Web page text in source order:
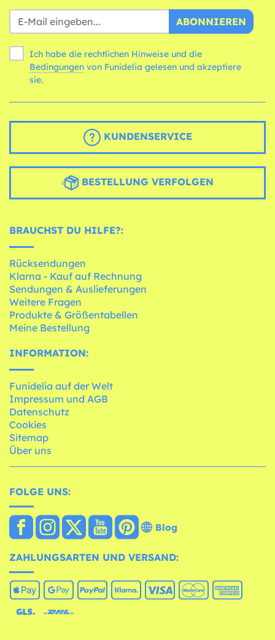
ABONNIEREN
Ich habe die rechtlichen Hinweise und die
Bedingungen
sie.
KUNDENSERVICE
BESTELLUNG VERFOLGEN
BRAUCHST DU HILFE?:
Rücksendungen
Klarna - Kauf auf Rechnung
Sendungen & Auslieferungen
Weitere Fragen
Produkte & Größentabellen
Meine Bestellung
INFORMATION:
Funidelia auf der Welt
Impressum und AGB
Datenschutz
Cookies
Sitemap
Über uns
FOLGE UNS:
Blog
ZAHLUNGSARTEN UND VERSAND: